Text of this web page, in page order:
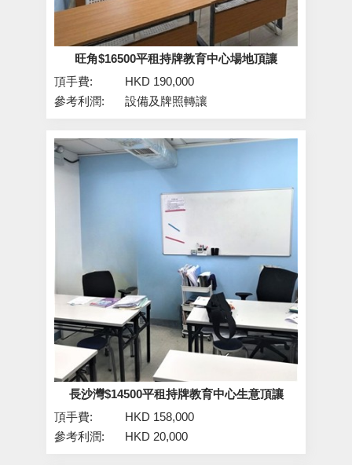
旺角$16500平租持牌教育中心場地頂讓
頂手費:
HKD 190,000
參考利潤:
設備及牌照轉讓
長沙灣$14500平租持牌教育中心生意頂讓
頂手費:
HKD 158,000
參考利潤:
HKD 20,000